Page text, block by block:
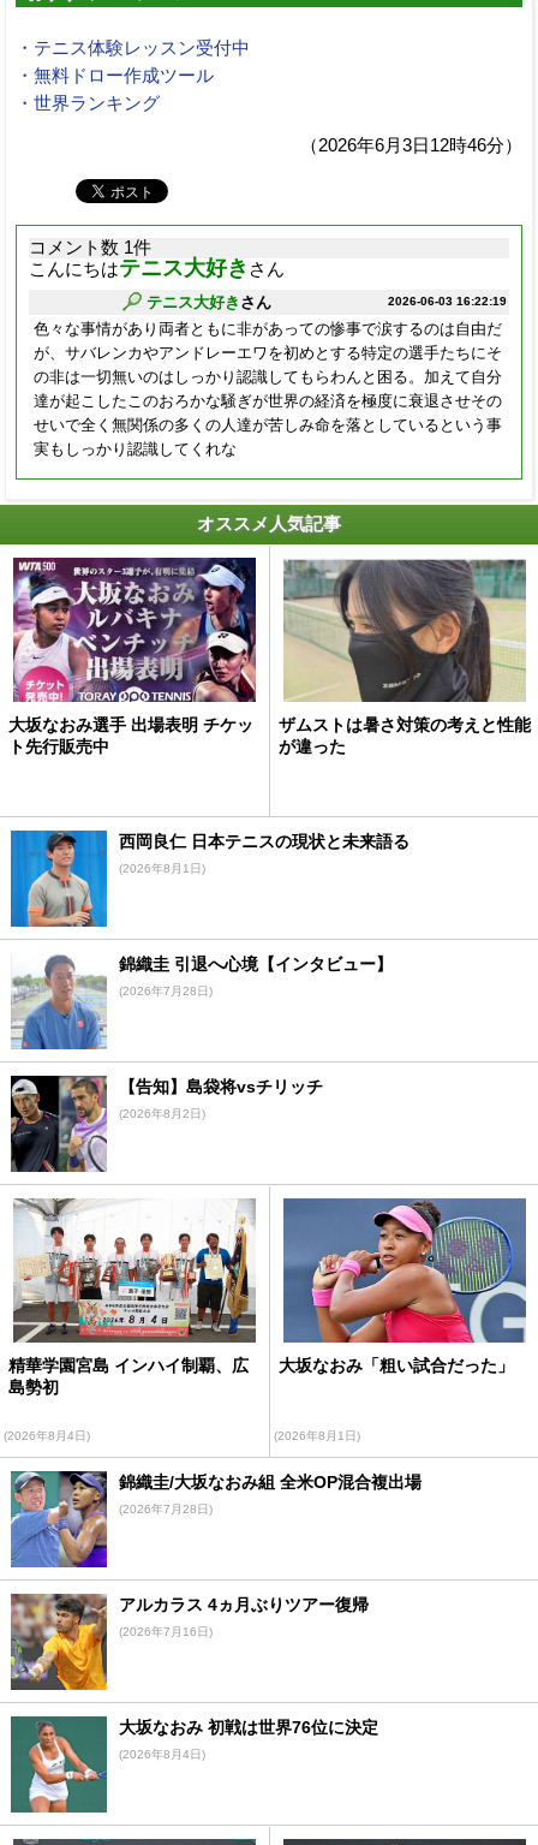
・テニス体験レッスン受付中
・無料ドロー作成ツール
・世界ランキング
（2026年6月3日12時46分）
コメント数 1件
こんにちはテニス大好き さん
2026-06-03 16:22:19
テニス大好き さん
色々な事情があり両者ともに非があっての惨事で涙するのは自由だ
が、サバレンカやアンドレーエワを初めとする特定の選手たちにそ
の非は一切無いのはしっかり認識してもらわんと困る。加えて自分
達が起こしたこのおろかな騒ぎが世界の経済を極度に衰退させその
せいで全く無関係の多くの人達が苦しみ命を落としているという事
実もしっかり認識してくれな
オススメ人気記事
大坂なおみ選手 出場表明 チケッ
ト先行販売中
ザムストは暑さ対策の考えと性能
が違った
西岡良仁 日本テニスの現状と未来語る
(2026年8月1日)
錦織圭 引退へ心境【インタビュー】
(2026年7月28日)
【告知】島袋将vsチリッチ
(2026年8月2日)
精華学園宮島 インハイ制覇、広
島勢初
(2026年8月4日)
大坂なおみ「粗い試合だった」
(2026年8月1日)
錦織圭/大坂なおみ組 全米OP混合複出場
(2026年7月28日)
アルカラス 4ヵ月ぶりツアー復帰
(2026年7月16日)
大坂なおみ 初戦は世界76位に決定
(2026年8月4日)